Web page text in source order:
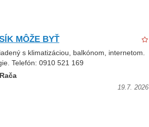
MÔŽE BYŤ
s klimatizáciou, balkónom, internetom.
Telefón: 0910 521 169
19.7. 2026